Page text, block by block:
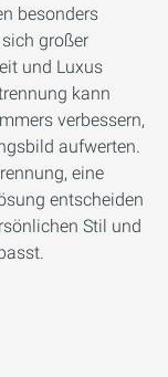
besonders
großer
und Luxus
kann
verbessern,
aufwerten.
eine
entscheiden
Stil und